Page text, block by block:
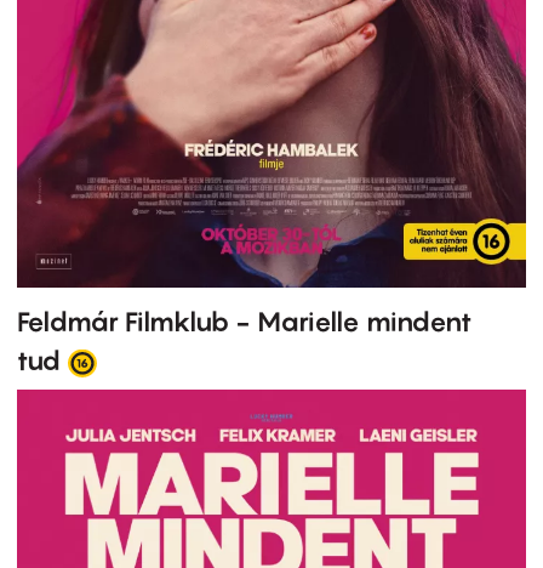
Feldmár Filmklub - Marielle mindent
tud